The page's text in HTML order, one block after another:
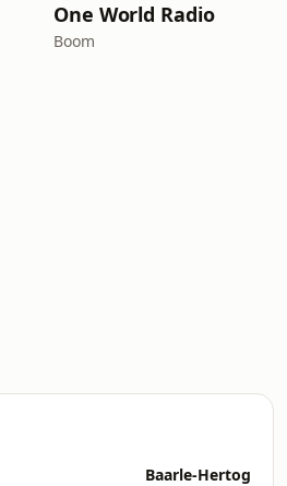
One World Radio
Boom
Baarle-Hertog